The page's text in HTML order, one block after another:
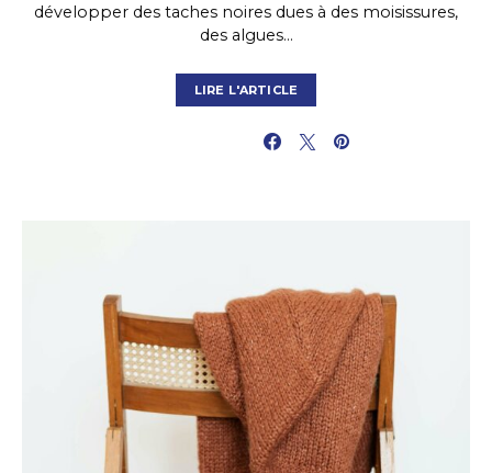
développer des taches noires dues à des moisissures,
des algues…
LIRE L'ARTICLE